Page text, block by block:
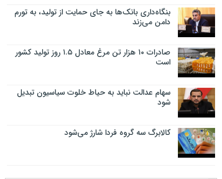
بنگاه‌داری بانک‌ها به جای حمایت از تولید، به تورم
دامن می‌زند
صادرات ۱۰ هزار تن مرغ معادل ۱.۵ روز تولید کشور
است
سهام عدالت نباید به حیاط خلوت سیاسیون تبدیل
شود
کالابرگ سه گروه فردا شارژ می‌شود